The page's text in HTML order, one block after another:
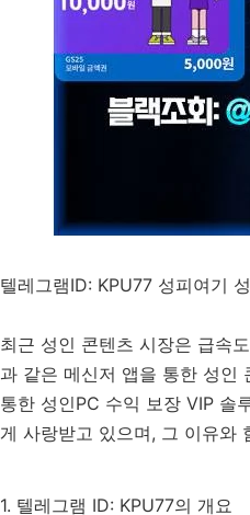
텔레그램ID: KPU77 성피여기
최근 성인 콘텐츠 시장은 급속
과 같은 메신저 앱을 통한 성인
통한 성인PC 수익 보장 VIP 솔
게 사랑받고 있으며, 그 이유와
1. 텔레그램 ID: KPU77의 개요